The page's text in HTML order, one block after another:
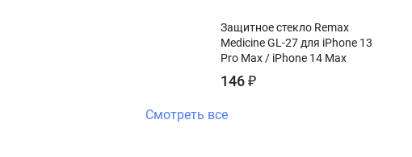
Защитное стекло Remax
Medicine GL-27 для iPhone 13
Pro Max / iPhone 14 Max
146₽
Смотреть все